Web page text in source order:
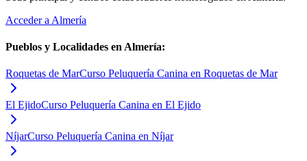
Acceder a Almería
Pueblos y Localidades en Almería:
Roquetas de MarCurso Peluquería Canina en Roquetas de Mar
El EjidoCurso Peluquería Canina en El Ejido
NíjarCurso Peluquería Canina en Níjar